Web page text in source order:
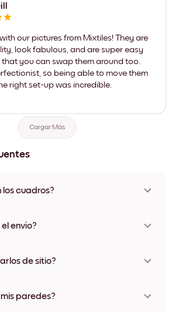
our pictures from Mixtiles! They are
look fabulous, and are super easy
you can swap them around too.
so being able to move them
right set-up was incredible.
Cargar Más
los cuadros?
colores de marco, incluidas opciones sin
envío?
países. Te enviaremos un número de
de sitio?
paredes?